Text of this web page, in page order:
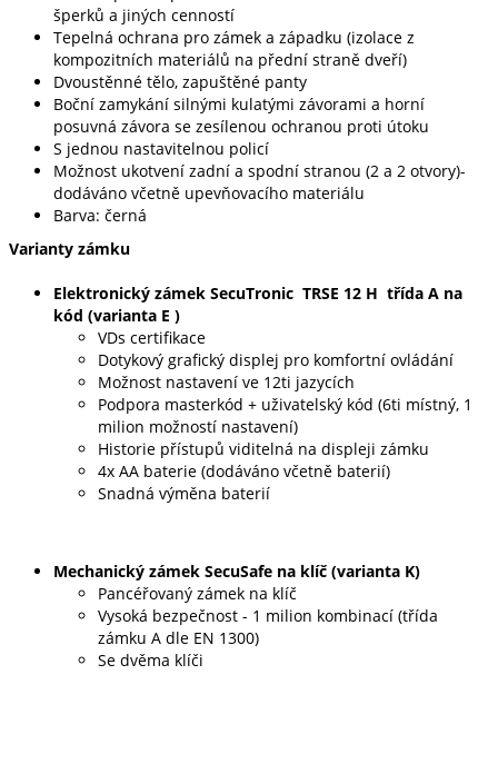
šperků a jiných cenností
Tepelná ochrana pro zámek a západku (izolace z
kompozitních materiálů na přední straně dveří)
Dvoustěnné tělo, zapuštěné panty
Boční zamykání silnými kulatými závorami a horní
posuvná závora se zesílenou ochranou proti útoku
S jednou nastavitelnou policí
Možnost ukotvení zadní a spodní stranou (2 a 2 otvory)-
dodáváno včetně upevňovacího materiálu
Barva: černá
Varianty zámku
Elektronický zámek SecuTronic TRSE 12 H třída A na
kód (varianta E )
VDs certifikace
Dotykový grafický displej pro komfortní ovládání
Možnost nastavení ve 12ti jazycích
Podpora masterkód + uživatelský kód (6ti místný, 1
milion možností nastavení)
Historie přístupů viditelná na displeji zámku
4x AA baterie (dodáváno včetně baterií)
Snadná výměna baterií
Mechanický zámek SecuSafe na klíč (varianta K)
Pancéřovaný zámek na klíč
Vysoká bezpečnost - 1 milion kombinací (třída
zámku A dle EN 1300)
Se dvěma klíči